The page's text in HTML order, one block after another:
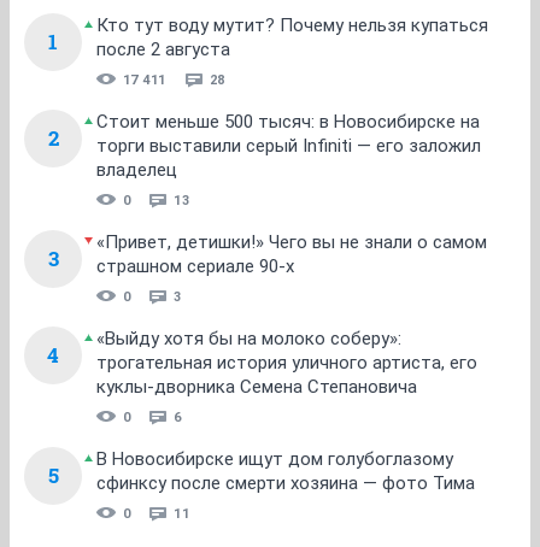
1
Кто тут воду мутит? Почему нельзя купаться
после 2 августа
17 411 28
2
Стоит меньше 500 тысяч: в Новосибирске на
торги выставили серый Infiniti — его заложил
владелец
0 13
3
«Привет, детишки!» Чего вы не знали о самом
страшном сериале 90-х
0 3
4
«Выйду хотя бы на молоко соберу»:
трогательная история уличного артиста, его
куклы-дворника Семена Степановича
0 6
5
В Новосибирске ищут дом голубоглазому
сфинксу после смерти хозяина — фото Тима
0 11